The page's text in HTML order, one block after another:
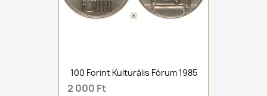
100 Forint Kulturális Fórum 1985
2 000 Ft